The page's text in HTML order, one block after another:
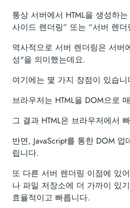
통상 서버에서 HTML을 생성하
사이드 렌더링” 또는 “서버 렌
역사적으로 서버 렌더링은 서버
성"을 의미했는데요.
여기에는 몇 가지 장점이 있습니
브라우저는 HTML을 DOM으로
그 결과 HTML은 브라우저에서
반면, JavaScript를 통한 DOM
립니다.
또 다른 서버 렌더링 이점에 있
나 파일 저장소에 더 가까이 있
효율적이고 빠릅니다.